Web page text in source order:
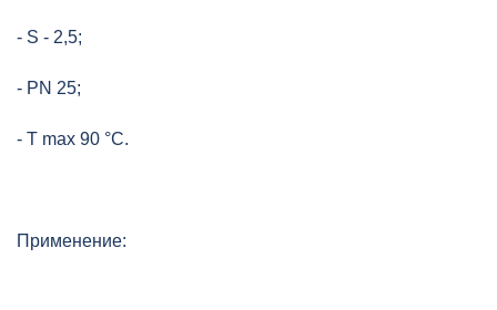
- S - 2,5;
- PN 25;
- T max 90 °C.
Применение: